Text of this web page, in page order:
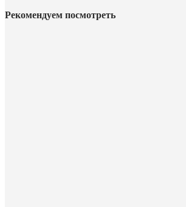
Рекомендуем посмотреть